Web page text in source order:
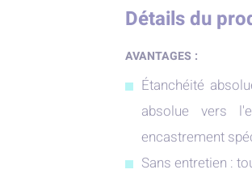
Détails du
AVANTAGES :
Étanchéité
absolue vers
encastrement
Sans entretien :